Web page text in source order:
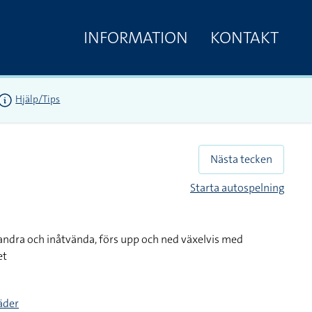
INFORMATION KONTAKT
Hjälp/Tips
Nästa tecken
Starta autospelning
och inåtvända, förs upp och ned växelvis med